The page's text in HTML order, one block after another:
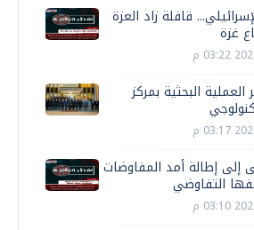
قافلة زاد العزة
البحثية بمركز
إطالة أمد المفاوضات
التفاوضي